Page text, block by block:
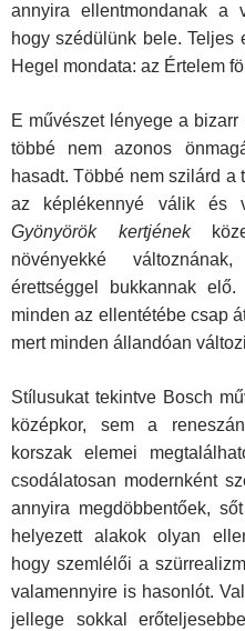
annyira ellentmondanak a
hogy szédülünk bele. Teljes
Hegel mondata: az Értelem
E művészet lényege a
többé nem azonos
hasadt. Többé nem szilárd a
az képlékennyé válik és
Gyönyörök kertjének
növények­ké
érettséggel bukkannak
minden az ellentétébe csap
mert minden állandóan
Stílusukat tekintve Bosch
középkor, sem a
korszak elemei
csodálatosan modernként
annyira megdöbbentőek,
helyezett alakok olyan
hogy szemlélői a
valamennyire is hasonlót.
jellege sokkal